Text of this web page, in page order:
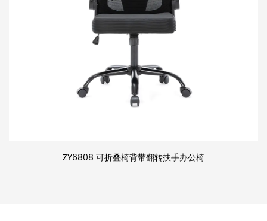
ZY6808 可折叠椅背带翻转扶手办公椅